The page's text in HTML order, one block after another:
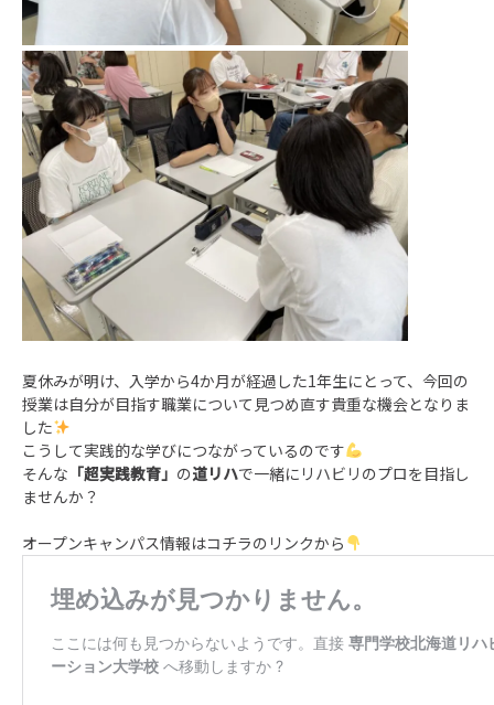
夏休みが明け、入学から4か月が経過した1年生にとって、今回の
授業は自分が目指す職業について見つめ直す貴重な機会となりま
した
こうして実践的な学びにつながっているのです
そんな 「超実践教育」 の道リハで一緒にリハビリのプロを目指し
ませんか？
オープンキャンパス情報はコチラのリンクから